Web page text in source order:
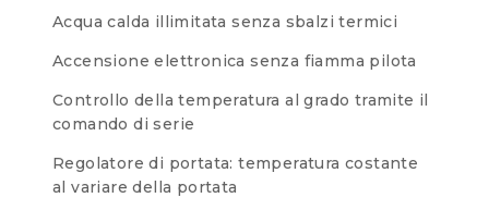
Acqua calda illimitata senza sbalzi termici
Accensione elettronica senza fiamma pilota
Controllo della temperatura al grado tramite il
comando di serie
Regolatore di portata: temperatura costante
al variare della portata